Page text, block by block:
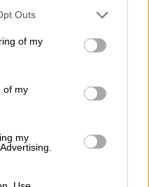
uses one or more Google
You may click to
its third-party tags to
purposes in below Google
Outs
of my
of my
my
Χόλιγουντ